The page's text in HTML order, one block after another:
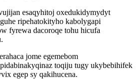
esaqyhitoj oxedukidymydyt
ripehatokityho kabolygapi
fyrewa dacoroqe tohu hicufa
jome egemebom
toqiju tugy ukybebihifek
egep sy qakihucena.